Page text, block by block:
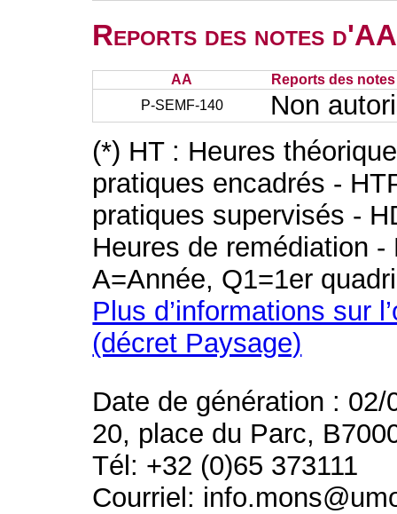
Reports des notes
AA
Reports des
P-SEMF-140
Non
(*) HT : Heures
pratiques encadrés -
pratiques supervisés -
Heures de remédiation
A=Année, Q1=1er
Plus d’informations sur
(décret Paysage)
Date de génération : 02/
20, place du Parc,
Tél: +32 (0)65 373111
Courriel: